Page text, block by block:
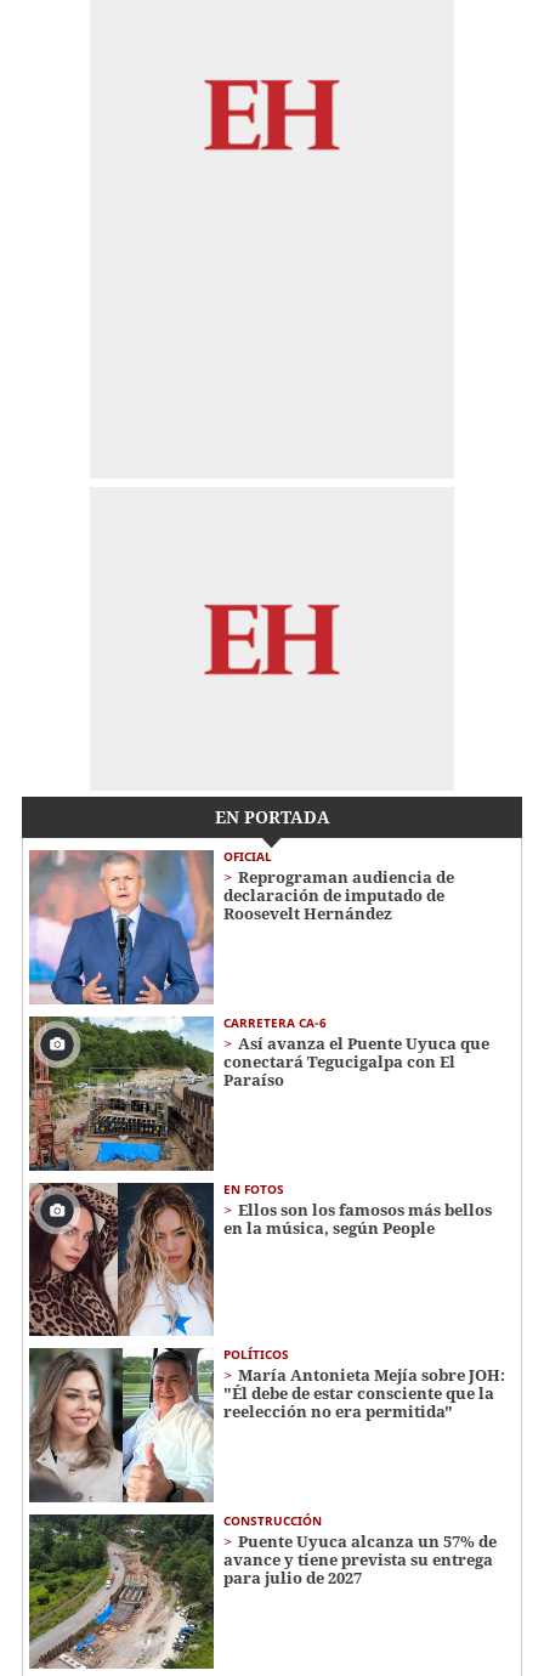
EN PORTADA
OFICIAL
Reprograman audiencia de
declaración de imputado de
Roosevelt Hernández
CARRETERA CA-6
Así avanza el Puente Uyuca que
conectará Tegucigalpa con El
Paraíso
EN FOTOS
Ellos son los famosos más bellos
en la música, según People
POLÍTICOS
María Antonieta Mejía sobre JOH:
"Él debe de estar consciente que la
reelección no era permitida"
CONSTRUCCIÓN
Puente Uyuca alcanza un 57% de
avance y tiene prevista su entrega
para julio de 2027